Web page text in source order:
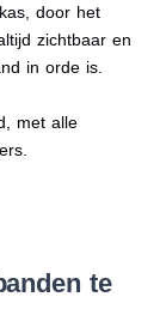
door het
zichtbaar en
in orde is.
met alle
te